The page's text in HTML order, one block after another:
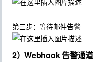
第三步：等待邮件告警
2）Webhook 告警通道